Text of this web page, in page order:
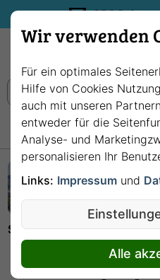
35€
Startseite Deutschland
Bonn: Wo
Wir verwenden
Für ein optimales
Hilfe von Cookies
auch mit unseren
entweder für die
Analyse- und
personalisieren Ihr
Links: Impressum und
Alle